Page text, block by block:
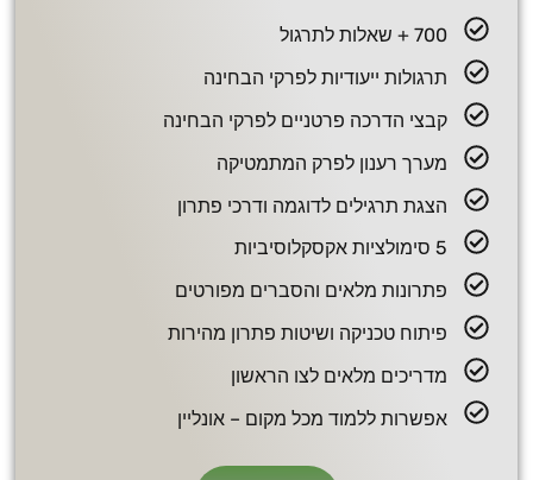
חבילות !
700 + שאלות לתרגול
תרגולות ייעודיות לפרקי הבחינה
קבצי הדרכה פרטניים לפרקי הבחינה
מערך רענון לפרק המתמטיקה
הצגת תרגילים לדוגמה ודרכי פתרון
5 סימולציות אקסקלוסיביות
פתרונות מלאים והסברים מפורטים
פיתוח טכניקה ושיטות פתרון מהירות
מדריכים מלאים לצו הראשון
אפשרות ללמוד מכל מקום – אונליין